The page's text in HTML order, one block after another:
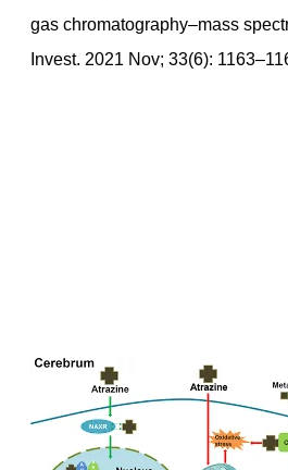
gas chromatography–mass
Invest. 2021 Nov; 33(6):